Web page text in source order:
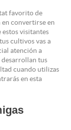
favorito de
en convertirse en
estos visitantes
cultivos vas a
atención a
desarrollan tus
cuando utilizas
en esta